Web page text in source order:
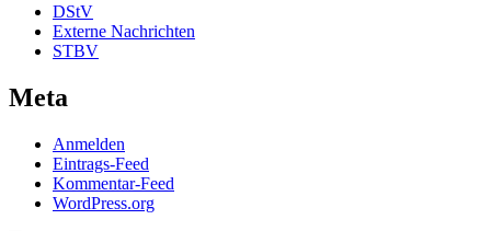
DStV
Externe Nachrichten
STBV
Meta
Anmelden
Eintrags-Feed
Kommentar-Feed
WordPress.org